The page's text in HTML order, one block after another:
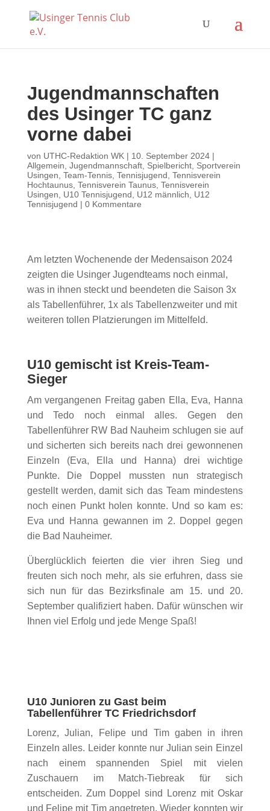
Jugendmannschaften
des Usinger TC ganz
vorne dabei
von UTHC-Redaktion WK| 10. September 2024|
Allgemein Jugendmannschaft, Spielbericht, Sportverein
Usingen Team-Tennis, Tennisjugend Tennisverein
Hochtaunus, Tennisverein Taunus, Tennisverein
Usingen
U10 Tennisjugend U12 männlich
U12
Tennisjugend | 0 Kommentare
Am letzten Wochenende der Medensaison 2024
zeigten die Usinger Jugendteams noch einmal,
was in ihnen steckt und beendeten die Saison 3x
als Tabellenführer, 1x als Tabellenzweiter und mit
weiteren tollen Platzierungen im Mittelfeld.
U10 gemischt ist Kreis-Team-
Sieger
Am vergangenen Freitag gaben Ella, Eva, Hanna
und Tedo noch einmal alles. Gegen den
Tabellenführer RW Bad Nauheim schlugen sie auf
und sicherten sich bereits nach drei gewonnenen
Einzeln (Eva, Ella und Hanna) drei wichtige
Punkte. Die Doppel mussten nun strategisch
gestellt werden, damit sich das Team mindestens
noch einen Punkt holen konnte. Und so kam es:
Eva und Hanna gewannen im 2. Doppel gegen
die Bad Nauheimer.
Überglücklich feierten die vier ihren Sieg und
freuten sich noch mehr, als sie erfuhren, dass sie
sich nun für das Bezirksfinale am 15. und 20.
September qualifiziert haben. Dafür wünschen wir
Ihnen viel Erfolg und jede Menge Spaß!
U10 Junioren zu Gast beim
Tabellenführer TC Friedrichsdorf
Lorenz, Julian, Felipe und Tim gaben in ihren
Einzeln alles. Leider konnte nur Julian sein Einzel
nach einem spannenden Spiel mit vielen
Zuschauern im Match-Tiebreak für sich
entscheiden. Zum Doppel sind Lorenz mit Oskar
und Felipe mit Tim angetreten. Wieder konnten wir